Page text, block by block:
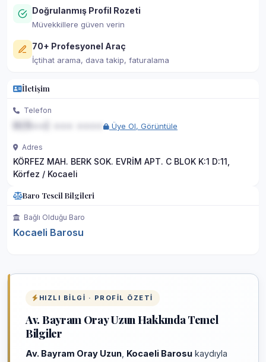
Doğrulanmış Profil Rozeti
Müvekkillere güven verin
70+ Profesyonel Araç
İçtihat arama, dava takip, faturalama
İletişim
Telefon
Üye Ol, Görüntüle
Adres
KÖRFEZ MAH. BERK SOK. EVRİM APT. C BLOK K:1 D:11,
Körfez / Kocaeli
Baro Tescil Bilgileri
Bağlı Olduğu Baro
Kocaeli Barosu
HIZLI BILGI · PROFIL ÖZETI
Av. Bayram Oray Uzun Hakkında Temel
Bilgiler
Av. Bayram Oray Uzun Kocaeli Barosu kaydıyla